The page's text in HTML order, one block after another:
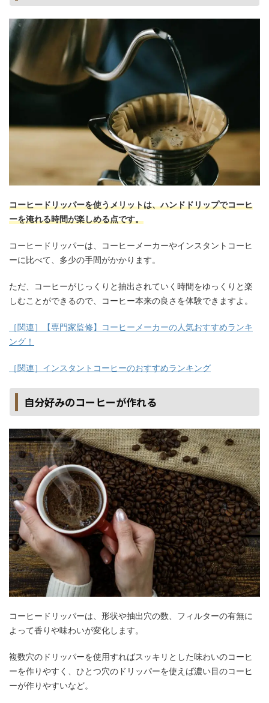
コーヒードリッパーを使うメリットは、ハンドドリップでコーヒ
ーを淹れる時間が楽しめる点です。
コーヒードリッパーは、コーヒーメーカーやインスタントコーヒ
ーに比べて、多少の手間がかかります。
ただ、コーヒーがじっくりと抽出されていく時間をゆっくりと楽
しむことができるので、コーヒー本来の良さを体験できますよ。
［関連］【専門家監修】コーヒーメーカーの人気おすすめランキ
ング！
［関連］インスタントコーヒーのおすすめランキング
自分好みのコーヒーが作れる
コーヒードリッパーは、形状や抽出穴の数、フィルターの有無に
よって香りや味わいが変化します。
複数穴のドリッパーを使用すればスッキリとした味わいのコーヒ
ーを作りやすく、ひとつ穴のドリッパーを使えば濃い目のコーヒ
ーが作りやすいなど。